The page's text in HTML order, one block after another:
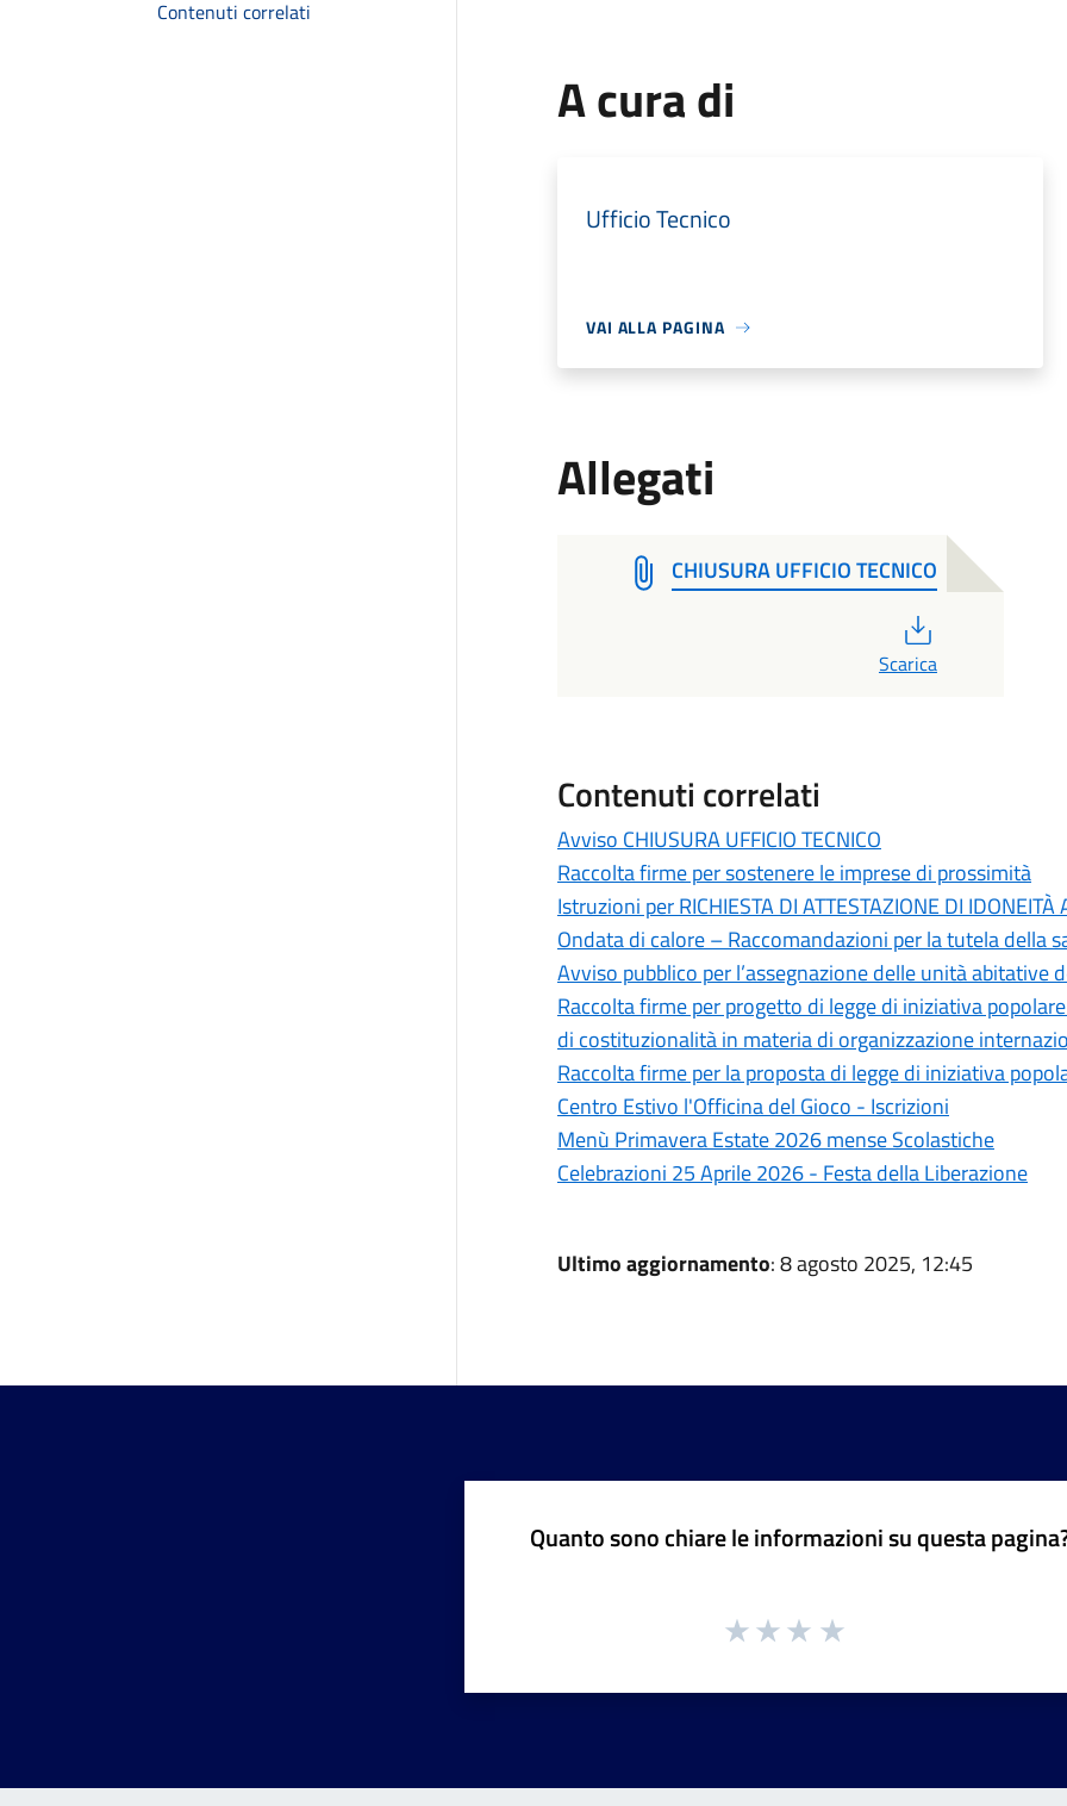
Contenuti correlati
A cura di
Ufficio Tecnico
VAI ALLA PAGINA
Allegati
CHIUSURA UFFICIO TECNICO
Scarica
Contenuti correlati
Avviso CHIUSURA UFFICIO TECNICO
Raccolta firme per sostenere le imprese di prossimità
Istruzioni per RICHIESTA DI ATTESTAZIONE DI IDONEITÀ
Ondata di calore – Raccomandazioni per la tutela della
Avviso pubblico per l’assegnazione delle unità abitative
Raccolta firme per progetto di legge di iniziativa
di costituzionalità in materia di organizzazione
Raccolta firme per la proposta di legge di iniziativa
Centro Estivo l'Officina del Gioco - Iscrizioni
Menù Primavera Estate 2026 mense Scolastiche
Celebrazioni 25 Aprile 2026 - Festa della Liberazione
Ultimo aggiornamento: 8 agosto 2025, 12:45
Quanto sono chiare le informazioni su questa